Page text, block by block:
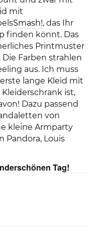
mit
Smash!, das Ihr
finden könnt. Das
Printmuster
Farben strahlen
aus. Ich muss
lange Kleid mit
ist,
Dazu passend
von
kleine Armparty
Pandora, Louis
Tag!